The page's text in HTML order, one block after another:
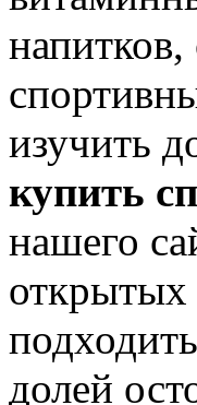
изучить
купить
нашего
открытых
долей